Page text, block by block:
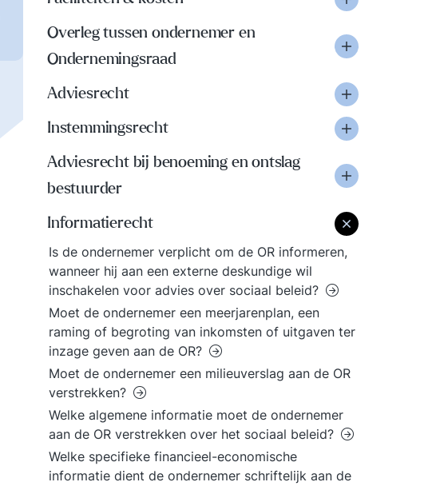
Overleg tussen ondernemer en
Ondernemingsraad
Adviesrecht
Instemmingsrecht
Adviesrecht bij benoeming en ontslag
bestuurder
Informatierecht
Is de ondernemer verplicht om de OR informeren,
wanneer hij aan een externe deskundige wil
inschakelen voor advies over sociaal beleid?
Moet de ondernemer een meerjarenplan, een
raming of begroting van inkomsten of uitgaven ter
inzage geven aan de OR?
Moet de ondernemer een milieuverslag aan de OR
verstrekken?
Welke algemene informatie moet de ondernemer
aan de OR verstrekken over het sociaal beleid?
Welke specifieke financieel-economische
informatie dient de ondernemer schriftelijk aan de